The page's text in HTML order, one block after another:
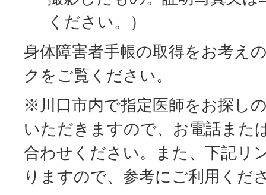
ください。）
身体障害者手帳の取得をお考え
クをご覧ください。
※川口市内で指定医師をお探し
いただきますので、お電話また
合わせください。また、下記リ
りますので、参考にご利用くだ